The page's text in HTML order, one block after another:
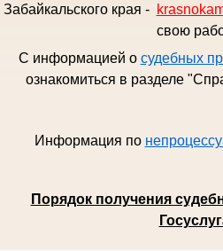
Забайкальского края -
свою
С информацией о судебных
ознакомиться в разделе
Информация по
Порядок получения